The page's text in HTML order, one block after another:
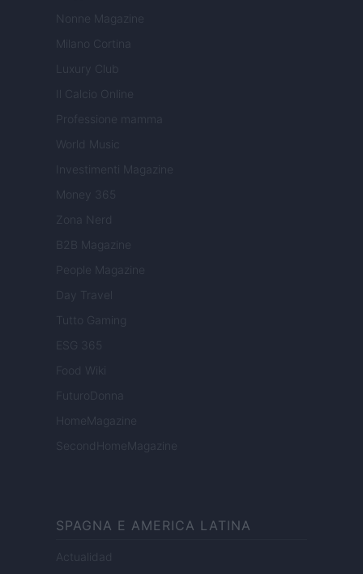
Nonne Magazine
Milano Cortina
Luxury Club
Il Calcio Online
Professione mamma
World Music
Investimenti Magazine
Money 365
Zona Nerd
B2B Magazine
People Magazine
Day Travel
Tutto Gaming
ESG 365
Food Wiki
FuturoDonna
HomeMagazine
SecondHomeMagazine
SPAGNA E AMERICA LATINA
Actualidad